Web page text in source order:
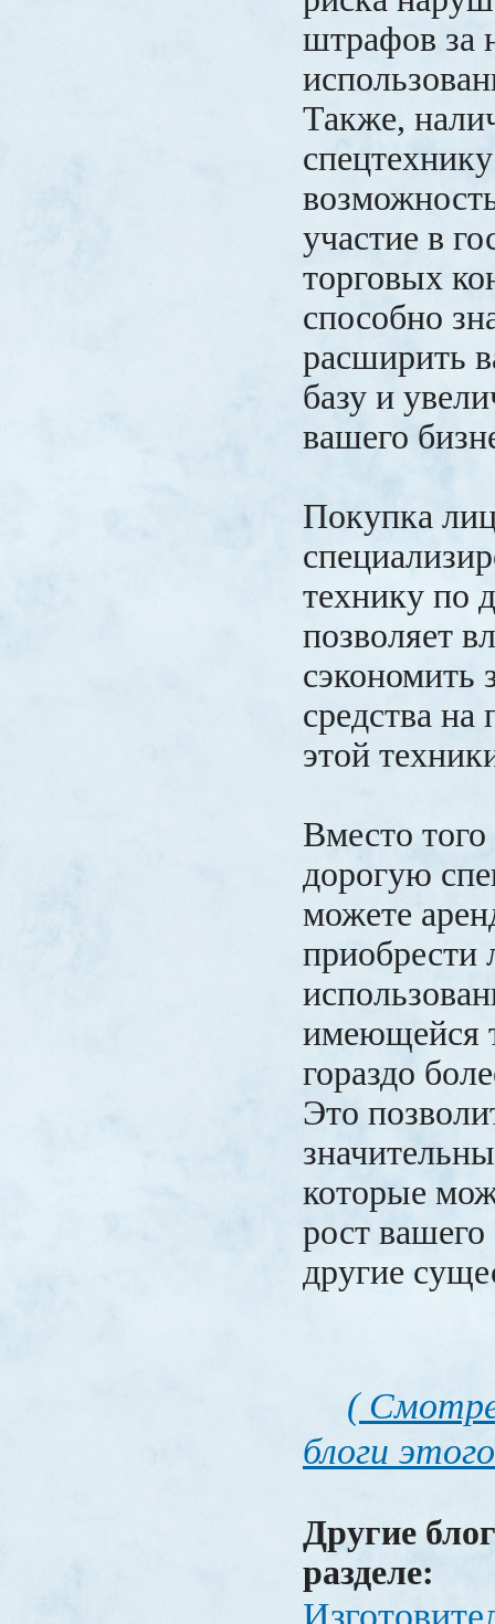
штрафов за
Также,
участие в
торговых
способно
расширить
базу и
вашего
Покупка
технику по
позволяет
сэкономить
средства на
этой
Вместо
дорогую
можете
приобрести
имеющейся
гораздо
Это
которые
рост
другие
(
блоги
Другие
разделе: